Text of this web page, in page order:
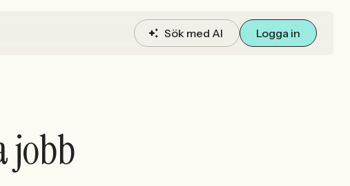
Sök med AI Logga in
jobb